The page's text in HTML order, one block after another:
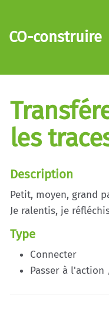
Aller au contenu
CO-construire
les
Description
Petit, moyen, grand
Je ralentis, je
Type
Connecter
Passer à